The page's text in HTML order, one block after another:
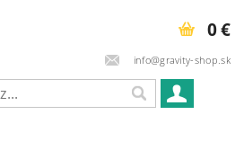
info@gravity-shop.sk
0 €